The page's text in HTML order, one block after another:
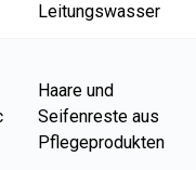
Leitungswasser
Haare und
Seifenreste aus
Pflegeprodukten